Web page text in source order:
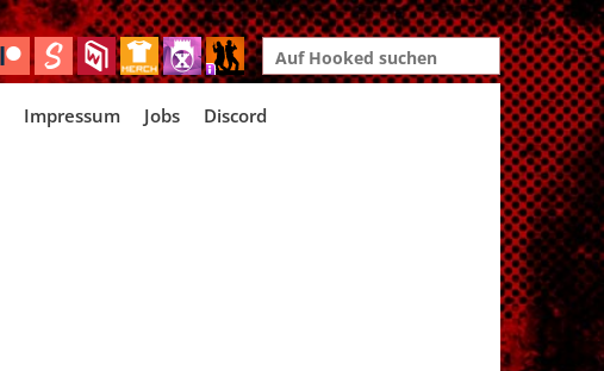
Search
for:
Impressum Jobs Discord